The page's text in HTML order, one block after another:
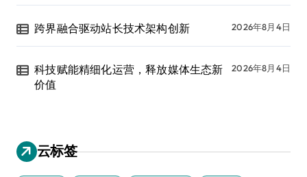
跨界融合驱动站长技术架构创新 2026年8月4日
科技赋能精细化运营，释放媒体生态新
价值
2026年8月4日
云标签